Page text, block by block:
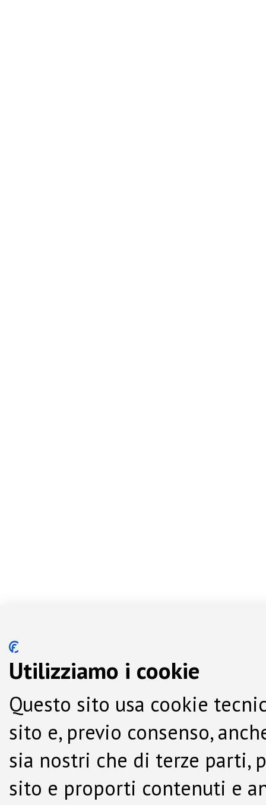
Utilizziamo i cookie
Questo sito usa cookie
sito e, previo consenso,
sia nostri che di terze parti,
sito e proporti contenuti e